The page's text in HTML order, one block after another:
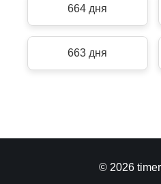
664 дня
663 дня
© 2026